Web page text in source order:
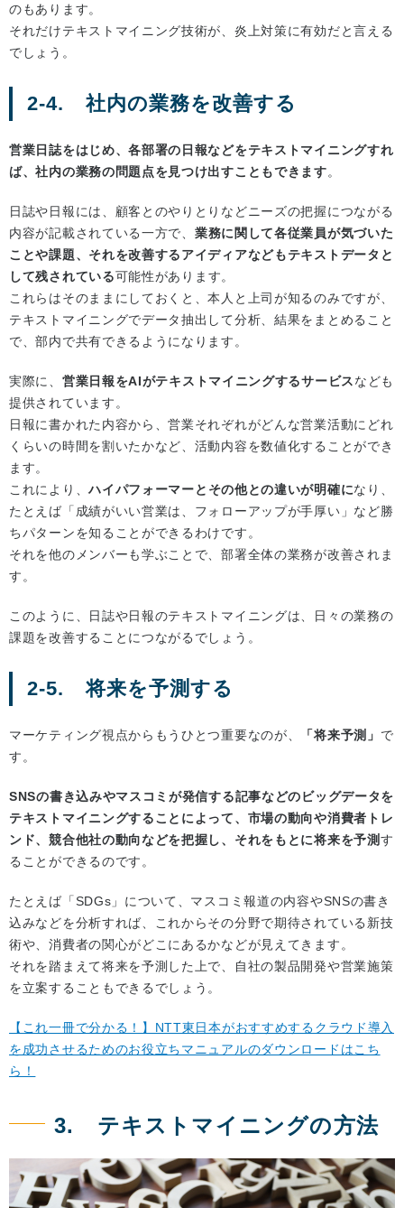
のもあります。
それだけテキストマイニング技術が、炎上対策に有効だと言える
でしょう。
2-4. 社内の業務を改善する
営業日誌をはじめ、各部署の日報などをテキストマイニングすれ
ば、社内の業務の問題点を見つけ出すこともできます。
日誌や日報には、顧客とのやりとりなどニーズの把握につながる
内容が記載されている一方で、 業務に関して各従業員が気づいた
ことや課題、それを改善するアイディアなどもテキストデータと
して残されている可能性があります。
これらはそのままにしておくと、本人と上司が知るのみですが、
テキストマイニングでデータ抽出して分析、結果をまとめること
で、部内で共有できるようになります。
実際に、 営業日報をAIがテキストマイニングするサービスなども
提供されています。
日報に書かれた内容から、営業それぞれがどんな営業活動にどれ
くらいの時間を割いたかなど、活動内容を数値化することができ
ます。
これにより、ハイパフォーマーとその他との違いが明確になり、
たとえば「成績がいい営業は、フォローアップが手厚い」など勝
ちパターンを知ることができるわけです。
それを他のメンバーも学ぶことで、部署全体の業務が改善されま
す。
このように、日誌や日報のテキストマイニングは、日々の業務の
課題を改善することにつながるでしょう。
2-5. 将来を予測する
マーケティング視点からもうひとつ重要なのが、 「将来予測」 で
す。
SNSの書き込みやマスコミが発信する記事などのビッグデータを
テキストマイニングすることによって、市場の動向や消費者トレ
ンド、競合他社の動向などを把握し、それをもとに将来を予測す
ることができるのです。
たとえば「SDGs」について、マスコミ報道の内容やSNSの書き
込みなどを分析すれば、これからその分野で期待されている新技
術や、消費者の関心がどこにあるかなどが見えてきます。
それを踏まえて将来を予測した上で、自社の製品開発や営業施策
を立案することもできるでしょう。
【これ一冊で分かる！】NTT東日本がおすすめするクラウド導入
を成功させるためのお役立ちマニュアルのダウンロードはこち
ら！
3. テキストマイニングの方法